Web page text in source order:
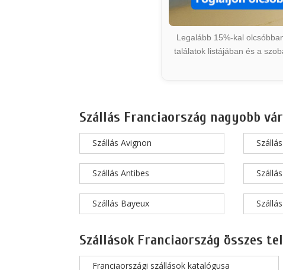
Legalább 15%-kal
találatok listájában és a
Szállás Franciaország nagyobb
Szállás Avignon
Szállás Antibes
Szállás Bayeux
Szállások Franciaország összes
Franciaországi szállások katalógusa